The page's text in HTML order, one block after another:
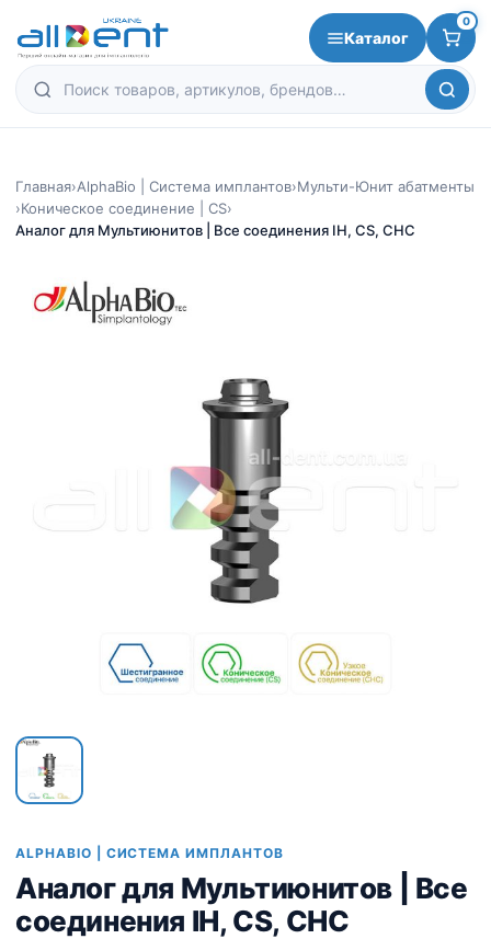
Каталог
0
Главная›AlphaBio | Система имплантов›Мульти-Юнит абатменты
›Коническое соединение | CS›
Аналог для Мультиюнитов | Все соединения IH, CS, CHC
ALPHABIO | СИСТЕМА ИМПЛАНТОВ
Аналог для Мультиюнитов | Все
соединения IH, CS, CHC